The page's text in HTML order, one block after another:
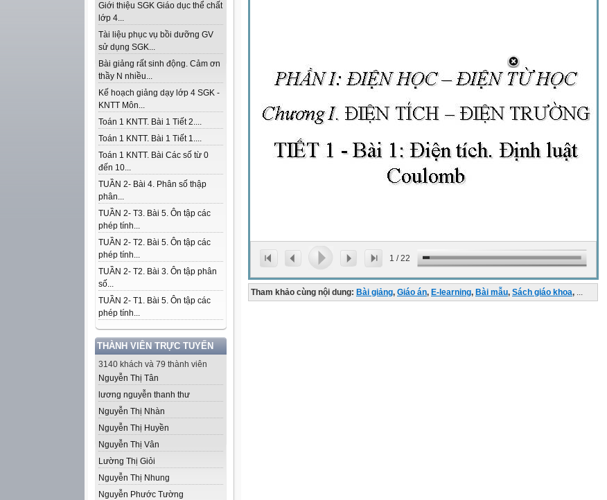
Giới thiệu SGK Giáo dục thể chất
lớp 4...
Tài liệu phục vụ bồi dưỡng GV
sử dụng SGK...
Bài giảng rất sinh động. Cảm ơn
thầy N nhiều...
Kế hoạch giảng dạy lớp 4 SGK -
KNTT Môn...
Toán 1 KNTT. Bài 1 Tiết 2....
Toán 1 KNTT. Bài 1 Tiết 1....
Toán 1 KNTT. Bài Các số từ 0
đến 10...
TUẦN 2- Bài 4. Phân số thập
phân...
TUẦN 2- T3. Bài 5. Ôn tập các
phép tính...
TUẦN 2- T2. Bài 5. Ôn tập các
phép tính...
TUẦN 2- T2. Bài 3. Ôn tập phân
số...
TUẦN 2- T1. Bài 5. Ôn tập các
phép tính...
THÀNH VIÊN TRỰC TUYẾN
3140 khách và 79 thành viên
Nguyễn Thị Tân
lương nguyễn thanh thư
Nguyễn Thị Nhàn
Nguyễn Thị Huyền
Nguyễn Thị Vân
Lường Thị Giỏi
Nguyễn Thị Nhung
Nguyễn Phước Tường
1 /22
Tham khảo cùng nội dung: Bài giảng, Giáo án, E-learning, Bài mẫu, Sách giáo khoa, ...